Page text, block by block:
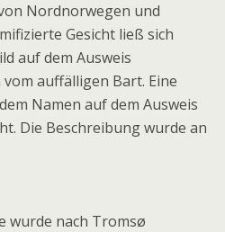
Nordnorwegen und
Gesicht ließ sich
auf dem Ausweis
auffälligen Bart. Eine
Namen auf dem Ausweis
Die Beschreibung wurde an
wurde nach Tromsø